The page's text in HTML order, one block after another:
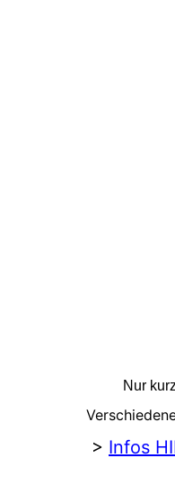
Nur
> Infos